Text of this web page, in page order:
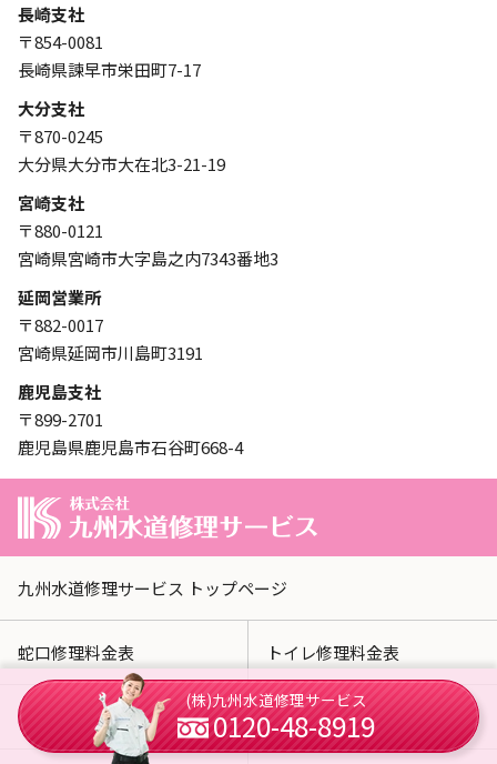
長崎支社
〒854-0081
長崎県諫早市栄田町7-17
大分支社
〒870-0245
大分県大分市大在北3-21-19
宮崎支社
〒880-0121
宮崎県宮崎市大字島之内7343番地3
延岡営業所
〒882-0017
宮崎県延岡市川島町3191
鹿児島支社
〒899-2701
鹿児島県鹿児島市石谷町668-4
九州水道修理サービス トップページ
蛇口修理料金表 トイレ修理料金表
トイレ商品紹介 選ばれる理由
(株)九州水道修理サービス
0120-48-8919